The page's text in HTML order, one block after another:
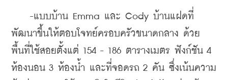
-แบบบ้าน Emma และ Cody บ้านแฝดที่
พัฒนาขึ้นให้ตอบโจทย์ครอบครัวขนาดกลาง ด้วย
พื้นที่ใช้สอยตั้งแต่ 154 - 186 ตารางเมตร ฟังก์ชัน 4
ห้องนอน 3 ห้องน้ำ และที่จอดรถ 2 คัน ซึ่งเน้นความ